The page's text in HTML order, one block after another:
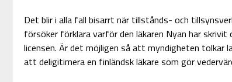
Det blir i alla fall bisarrt när tillstånds- och
försöker förklara varför den läkaren Nyan har skrivit
licensen. Är det möjligen så att myndigheten tolkar
att deligitimera en finländsk läkare som gör